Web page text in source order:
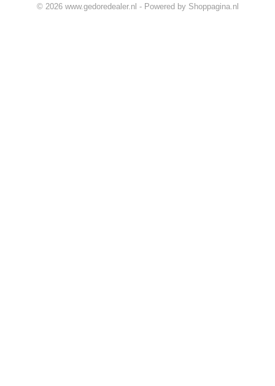
© 2026 www.gedoredealer.nl - Powered by Shoppagina.nl